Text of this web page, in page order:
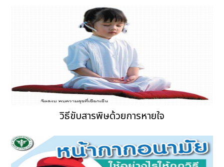
วิธีขับสารพิษด้วยการหายใจ